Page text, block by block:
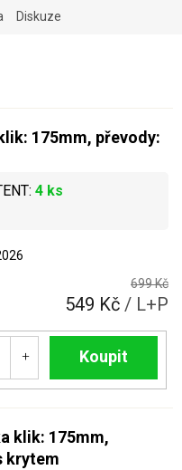
Diskuze
175mm, převody:
4 ks
699 Kč
549 Kč / L+P
Do košíku
klik: 175mm,
krytem